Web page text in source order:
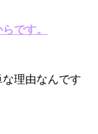
です。
理由なんです